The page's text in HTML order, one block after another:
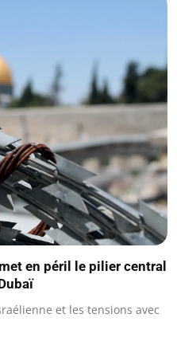
en péril le pilier central
et les tensions avec